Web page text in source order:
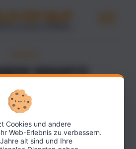
вашего
по содержанию, подписке
или области участников,
нам напрямую через форму.
Cookies und andere
Web-Erlebnis zu verbessern.
alt sind und Ihre